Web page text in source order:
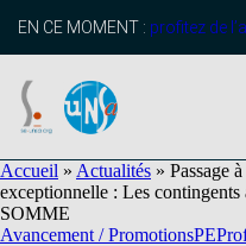
principal
EN CE MOMENT : profitez de
Accueil » Actualités » Passage
exceptionnelle : Les contingents
SOMME
Avancement / PromotionsPE